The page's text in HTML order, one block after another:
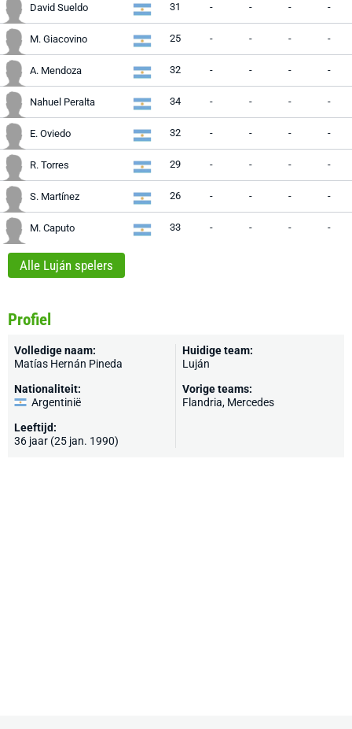
David Sueldo 31 - - - -
M. Giacovino 25 - - - -
A. Mendoza 32 - - - -
Nahuel Peralta 34 - - - -
E. Oviedo 32 - - - -
R. Torres 29 - - - -
S. Martínez 26 - - - -
M. Caputo 33 - - - -
Alle Luján spelers
Profiel
Volledige naam:
Matías Hernán Pineda
Nationaliteit:
Argentinië
Leeftijd:
36 jaar (25 jan. 1990)
Huidige team:
Luján
Vorige teams:
Flandria, Mercedes